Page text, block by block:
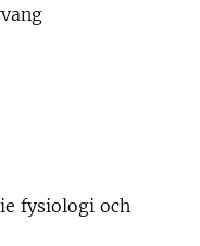
fysiologi och